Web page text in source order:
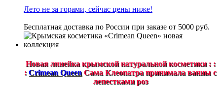
Лето не за горами, сейчас цены ниже!
Бесплатная доставка по России при заказе от 5000 руб.
Новая линейка крымской натуральной косметики : :
: Crimean Queen Сама Клеопатра принимала ванны с
лепестками роз